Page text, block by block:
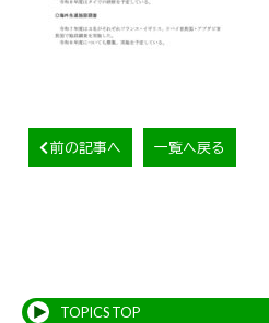
前の記事へ 一覧へ戻る
TOPICS TOP